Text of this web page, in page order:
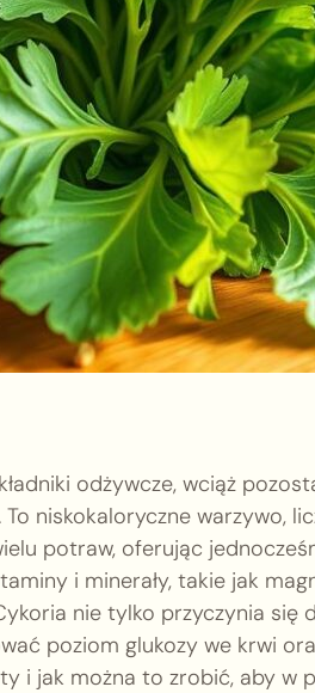
odżywcze, wciąż
niskokaloryczne warzywo,
potraw, oferując
i minerały, takie jak
nie tylko przyczynia się
poziom glukozy we krwi
i jak można to zrobić, aby w